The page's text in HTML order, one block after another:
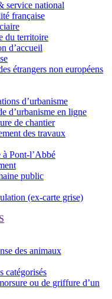
service national
française
du territoire
d’accueil
étrangers non européens
d’urbanisme
d’urbanisme en ligne
de chantier
des travaux
Pont-l’Abbé
public
(ex-carte grise)
des animaux
catégorisés
ou de griffure d’un